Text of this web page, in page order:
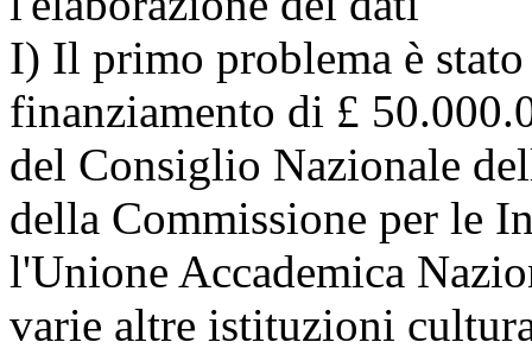
I) Il primo problema è
finanziamento di £
del Consiglio Nazionale
della Commissione per le
l'Unione Accademica
varie altre istituzioni